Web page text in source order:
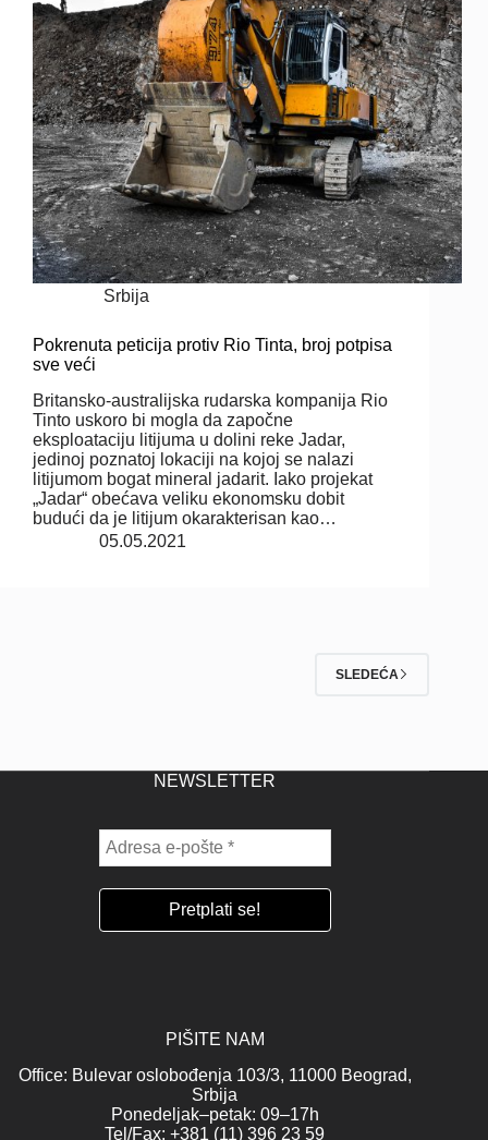
Srbija
Pokrenuta peticija protiv Rio Tinta, broj potpisa
sve veći
Britansko-australijska rudarska kompanija Rio
Tinto uskoro bi mogla da započne
eksploataciju litijuma u dolini reke Jadar,
jedinoj poznatoj lokaciji na kojoj se nalazi
litijumom bogat mineral jadarit. Iako projekat
„Jadar“ obećava veliku ekonomsku dobit
budući da je litijum okarakterisan kao…
05.05.2021
SLEDEĆA
NEWSLETTER
PIŠITE NAM
Office: Bulevar oslobođenja 103/3, 11000 Beograd,
Srbija
Ponedeljak–petak: 09–17h
Tel/Fax: +381 (11) 396 23 59